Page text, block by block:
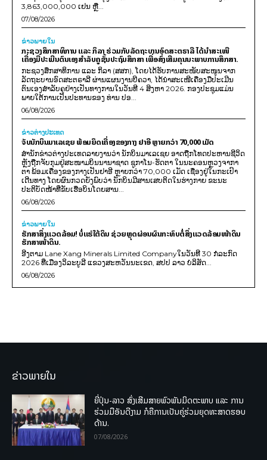
3,863,000,000 ເຢນ ຫຼື...
07/08/2026
ຂ່າວພາຍ​ໃນ
ກະຊວງສຶກສາທິການ ແລະ ກິລາ ຮ່ວມກັບລັດຖະບານອົດສະຕຣາລີ ໄດ້ນຳສະເໜີ
ເຄື່ອງມືປະເມີນຕົນເອງສຳລັບຄູຊັ້ນປະຖົມສຶກສາ ເພື່ອສົ່ງເສີມຄຸນນະພາບການສຶກສາ.
ກະຊວງສຶກສາທິການ ແລະ ກິລາ (ສສກ), ໂດຍໄດ້ຮັບການສະໜັບສະໜູນຈາກ
ລັດຖະບານອົດສະຕຣາລີ ຜ່ານແຜນງານບີຄວາ, ໄດ້ນຳສະເໜີເຄື່ອງມືປະເມີນ
ຕົນເອງສຳລັບຄູຢ່າງເປັນທາງການໃນວັນທີ 4 ສິງຫາ 2026. ກອງປະຊຸມແມ່ນ
ພາຍໃຕ້ການເປັນປະທານຂອງ ທ່ານ ປອ...
06/08/2026
ຂ່າວຕ່າງປະເທດ
ຈັບນັກບິນມາເລເຊຍ ພ້ອມຍຶດເຄື່ອງຂອງກາງ ຢາອີ ຫຼາຍກວ່າ 70,000 ເມັດ
ສຳນັກຂ່າວຕ່າງປະເທດລາຍງານວ່າ ນັກບິນມາເລເຊຍ ອາດຖືກໂທດປະຫານຊີວິດ
ຫຼັງຖືກຈັບກຸມຢູ່ສະໜາມບິນນານາຊາດ ຊູກາໂນ-ຮັດຕາ ໃນນະຄອນຫຼວງຈາກາ
ຕາ ພ້ອມເຄື່ອງຂອງກາງເປັນຢາອີ ຫຼາຍກວ່າ 70,000 ເມັດ ເຊື່ອງຢູ່ໃນກະເປົາ
ເດີນທາງ ໂດຍຜົນກວດຍັງພົບວ່າ ນັກບິນມີສານເສບຕິດໃນຮ່າງກາຍ ຂະນະ
ປະຕິບັດໜ້າທີ່ຂັບເຮືອບິນໂດຍສານ...
06/08/2026
ຂ່າວພາຍ​ໃນ
ຮັກສາສິ່ງແວດລ້ອມ! ບໍ່ແຮ່ໃຕ້ດິນ ຊ່ວຍຫຼຸດຜ່ອນຜົນກະທົບຕໍ່ສິ່ງແວດລ້ອມໜ້າດິນ
ຮັກສາໜ້າດິນ.
ອີງຕາມ Lane Xang Minerals Limited Companyໃນວັນທີ 30 ກໍລະກົດ
2026 ທີ່ເມືອງວິລະບູລີ ແຂວງສະຫວັນນະເຂດ, ສປປ ລາວ ບໍລິສັດ...
06/08/2026
ຂ່າວພາຍໃນ
ຍີ່ປຸ່ນ-ລາວ ສົ່ງເສີມສາຍພົວພັນມິດຕະພາບ ແລະ ການ
ຮ່ວມມືອັນດີງາມ ກໍຄືການເປັນຄູ່ຮ່ວມຍຸດທະສາດຮອບ
ດ້ານ.
07/08/2026